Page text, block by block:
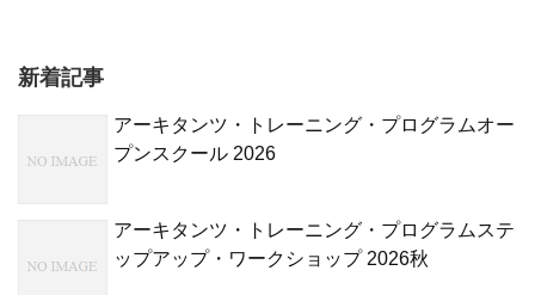
新着記事
アーキタンツ・トレーニング・プログラムオー
プンスクール 2026
アーキタンツ・トレーニング・プログラムステ
ップアップ・ワークショップ 2026秋